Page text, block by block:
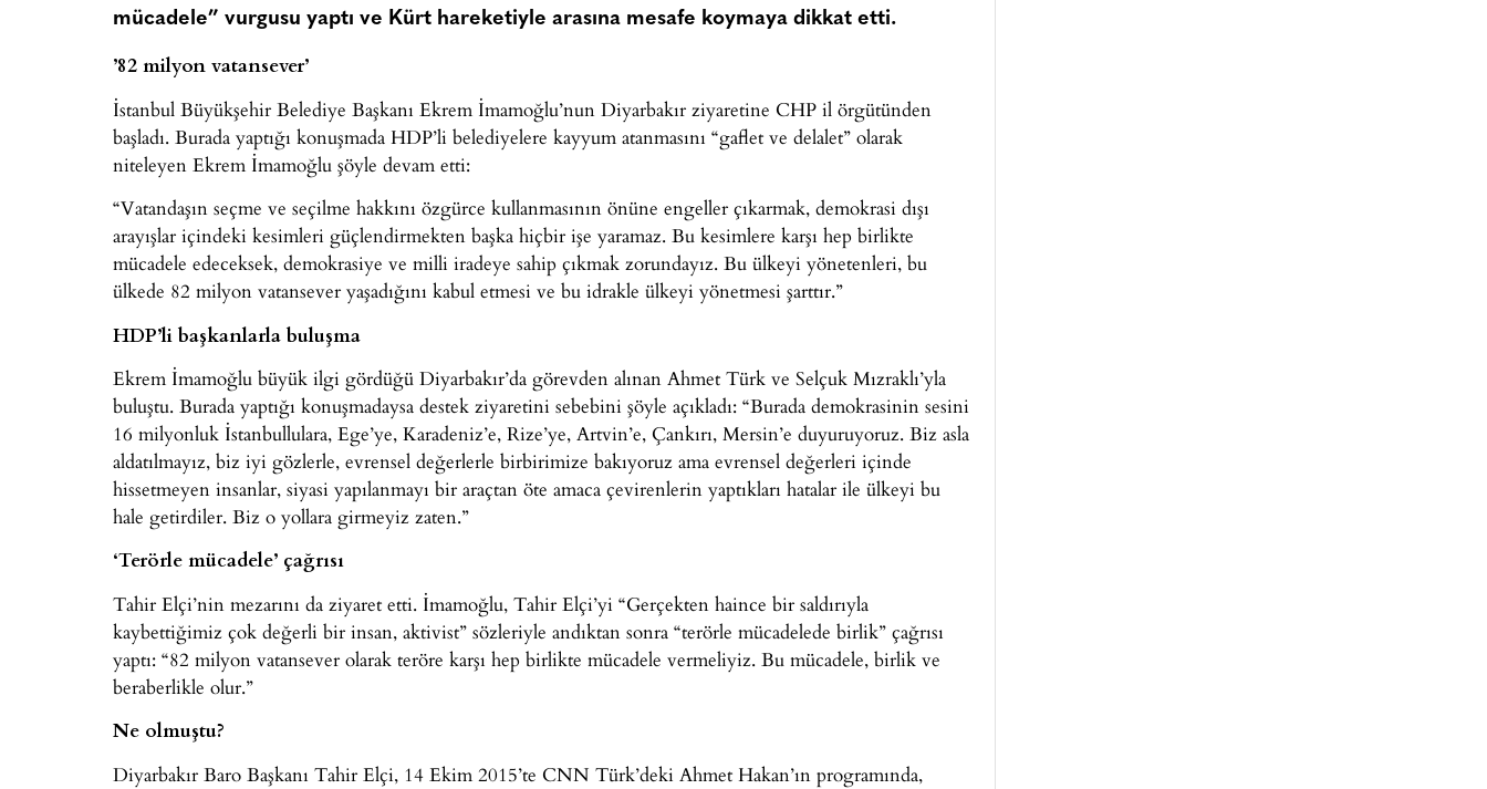
mücadele” vurgusu yaptı ve Kürt hareketiyle arasına mesafe koymaya dikkat etti.​
’82 milyon vatansever’
İstanbul Büyükşehir Belediye Başkanı Ekrem İmamoğlu’nun Diyarbakır ziyaretine CHP il örgütünden
başladı. Burada yaptığı konuşmada HDP’li belediyelere kayyum atanmasını “gaflet ve delalet” olarak
niteleyen Ekrem İmamoğlu şöyle devam etti:
“Vatandaşın seçme ve seçilme hakkını özgürce kullanmasının önüne engeller çıkarmak, demokrasi dışı
arayışlar içindeki kesimleri güçlendirmekten başka hiçbir işe yaramaz. Bu kesimlere karşı hep birlikte
mücadele edeceksek, demokrasiye ve milli iradeye sahip çıkmak zorundayız. Bu ülkeyi yönetenleri, bu
ülkede 82 milyon vatansever yaşadığını kabul etmesi ve bu idrakle ülkeyi yönetmesi şarttır.”
HDP’li başkanlarla buluşma
Ekrem İmamoğlu büyük ilgi gördüğü Diyarbakır’da görevden alınan Ahmet Türk ve Selçuk Mızraklı’yla
buluştu. Burada yaptığı konuşmadaysa destek ziyaretini sebebini şöyle açıkladı: “Burada demokrasinin sesini
16 milyonluk İstanbullulara, Ege’ye, Karadeniz’e, Rize’ye, Artvin’e, Çankırı, Mersin’e duyuruyoruz. Biz asla
aldatılmayız, biz iyi gözlerle, evrensel değerlerle birbirimize bakıyoruz ama evrensel değerleri içinde
hissetmeyen insanlar, siyasi yapılanmayı bir araçtan öte amaca çevirenlerin yaptıkları hatalar ile ülkeyi bu
hale getirdiler. Biz o yollara girmeyiz zaten.”
‘Terörle mücadele’ çağrısı
Tahir Elçi’nin mezarını da ziyaret etti. İmamoğlu, Tahir Elçi’yi “Gerçekten haince bir saldırıyla
kaybettiğimiz çok değerli bir insan, aktivist” sözleriyle andıktan sonra “terörle mücadelede birlik” çağrısı
yaptı: “82 milyon vatansever olarak teröre karşı hep birlikte mücadele vermeliyiz. Bu mücadele, birlik ve
beraberlikle olur.”
Ne olmuştu?
Diyarbakır Baro Başkanı Tahir Elçi, 14 Ekim 2015’te CNN Türk’deki Ahmet Hakan’ın programında,